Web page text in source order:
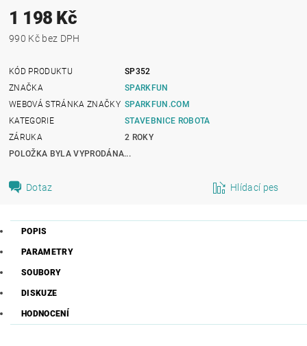
1 198 Kč
990 Kč bez DPH
KÓD PRODUKTU
SP352
ZNAČKA
SPARKFUN
WEBOVÁ STRÁNKA ZNAČKY SPARKFUN.COM
KATEGORIE
STAVEBNICE ROBOTA
ZÁRUKA
2 ROKY
POLOŽKA BYLA VYPRODÁNA...
Dotaz Hlídací pes
POPIS
PARAMETRY
SOUBORY
DISKUZE
HODNOCENÍ